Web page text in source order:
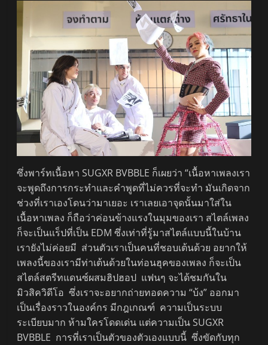
ซึ่งพาร์ทเนื้อหา SUGXR BVBBLE ก็เผยว่า “เนื้อหาเพลงเรา
จะพูดถึงการกระทำและคำพูดที่ไม่ควรที่จะทำ มันเกิดจาก
ช่วงที่เราเองโดนว่ามาเยอะ เราเลยเอาจุดนั้นมาใส่ใน
เนื้อหาเพลง ก็ถือว่าค่อนข้างแรงในมุมของเรา สไตล์เพลง
ก็จะเป็นแร็ปที่เป็น EDM ซึ่งเท่าที่รู้มาสไตล์แบบนี้ในบ้าน
เรายังไม่ค่อยมี ส่วนตัวเราเป็นคนที่ชอบเต้นด้วย อยากให้
เพลงนี้ของเรามีท่าเต้นด้วยในท่อนฮุคของเพลง ก็จะเป็น
สไตล์สตรีทแดนซ์ผสมฮิปฮอป แฟนๆ จะได้ชมกันใน
มิวสิควิดีโอ ซึ่งเราจะอยากถ่ายทอดความ “บ้ง” ออกมา
เป็นเรื่องราวในองค์กร มีกฎเกณฑ์ ความเป็นระบบ
ระเบียบมาก ห้ามใครโดดเด่น แต่ความเป็น SUGXR
BVBBLE การที่เราเป็นตัวของตัวเองแบบนี้ ซึ่งขัดกับทุก